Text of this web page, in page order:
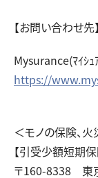
【お問い合わせ先】
Mysurance(ﾏｲｼｭ
https://
＜モノの保険、
【引受少額短期保
〒160-8338 東